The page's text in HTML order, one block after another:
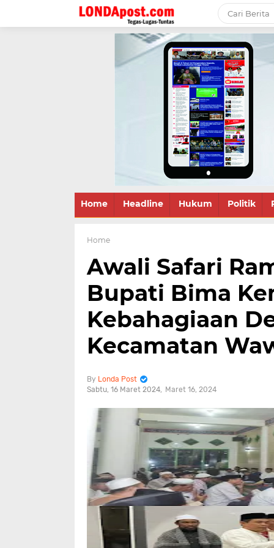
Home Headline Hukum Politik
Home
Awali Safari
Bupati Bima
Kebahagiaan
Kecamatan
Londa Post
Sabtu, 16 Maret 2024
Maret 16, 2024